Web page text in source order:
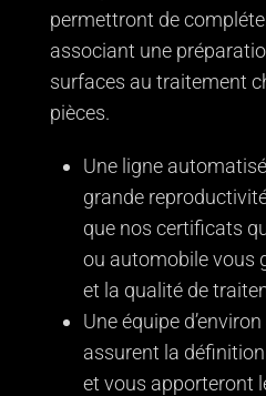
permettront de
associant une
surfaces au traitement
pièces.
Une ligne
grande
que nos certificats
ou automobile vous
et la qualité de
Une équipe
assurent la
et vous apporteront